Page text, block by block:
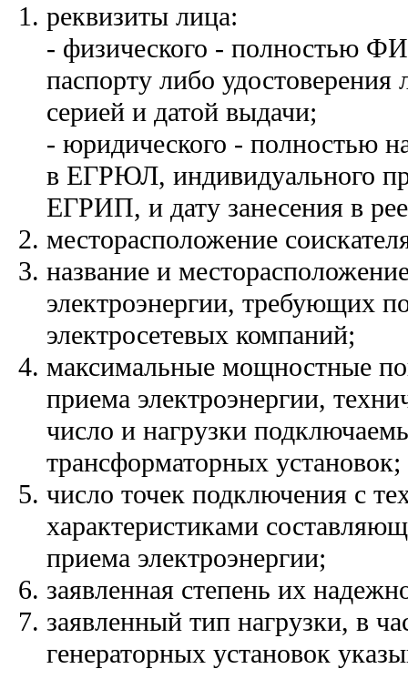
реквизиты лица:
- физического - полностью
паспорту либо
серией и датой выдачи;
- юридического - полностью
в ЕГРЮЛ, индивидуального
ЕГРИП, и дату занесения в
месторасположение
название и
электроэнергии, требующих
электросетевых компаний;
максимальные мощностные
приема электроэнергии,
число и нагрузки
трансформаторных установок;
число точек подключения с
характеристиками
приема электроэнергии;
заявленная степень их
заявленный тип нагрузки, в
генераторных установок